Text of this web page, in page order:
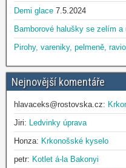
Demi glace 7.5.2024
Bamborové halušky se zelím a
Pirohy, vareniky, pelmeně,
Nejnovější komentáře
hlavaceks@rostovska.cz:
Jiri: Ledvinky úprava
Honza: Krkonošské kyselo
petr: Kotlet á-la Bakonyi